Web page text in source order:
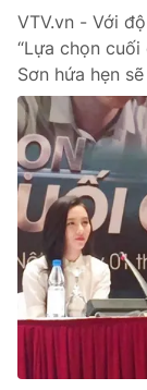
Tổng đài VTV:
Ðiện thoại Thời
Email:
Liên hệ quảng
VTV.vn - Với
“Lựa chọn
Sơn hứa hẹn